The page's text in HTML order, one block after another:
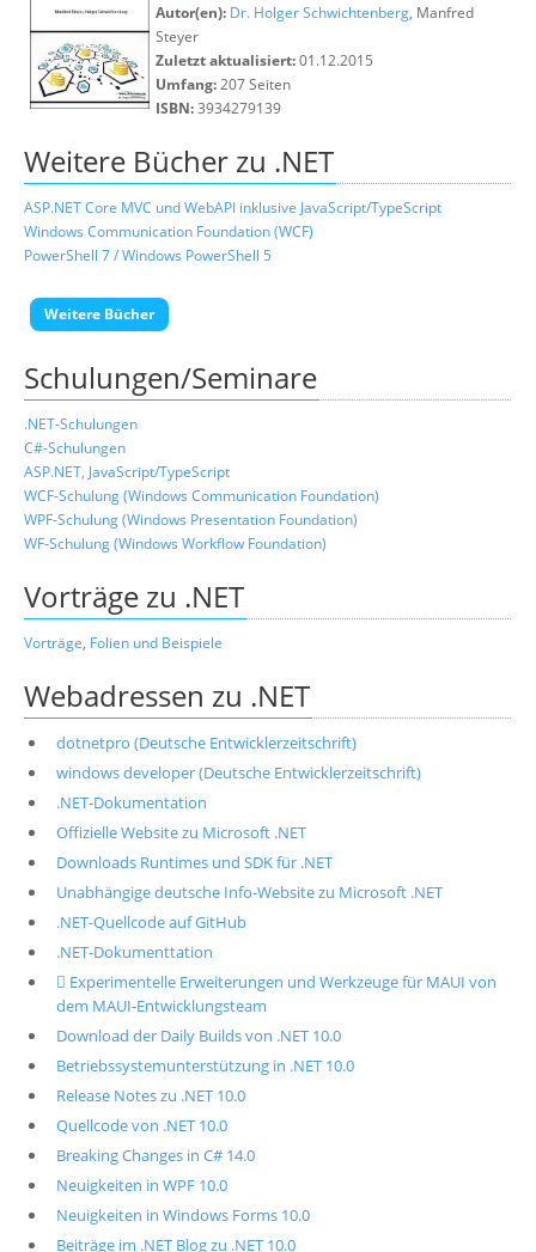
Autor(en): Dr. Holger Schwichtenberg, Manfred
Steyer
Zuletzt aktualisiert:01.12.2015
Umfang:207 Seiten
ISBN:3934279139
Weitere Bücher zu .NET
ASP.NET Core MVC und WebAPI inklusive JavaScript/TypeScript
Windows Communication Foundation (WCF)
PowerShell 7 / Windows PowerShell 5
Weitere Bücher
Schulungen/Seminare
.NET-Schulungen
C#-Schulungen
ASP.NET, JavaScript/TypeScript
WCF-Schulung (Windows Communication Foundation)
WPF-Schulung (Windows Presentation Foundation)
WF-Schulung (Windows Workflow Foundation)
Vorträge zu .NET
Vorträge, Folien und Beispiele
Webadressen zu .NET
dotnetpro (Deutsche Entwicklerzeitschrift)
windows developer (Deutsche Entwicklerzeitschrift)
.NET-Dokumentation
Offizielle Website zu Microsoft .NET
Downloads Runtimes und SDK für .NET
Unabhängige deutsche Info-Website zu Microsoft .NET
.NET-Quellcode auf GitHub
.NET-Dokumenttation
 Experimentelle Erweiterungen und Werkzeuge für MAUI von
dem MAUI-Entwicklungsteam
Download der Daily Builds von .NET 10.0
Betriebssystemunterstützung in .NET 10.0
Release Notes zu .NET 10.0
Quellcode von .NET 10.0
Breaking Changes in C# 14.0
Neuigkeiten in WPF 10.0
Neuigkeiten in Windows Forms 10.0
Beiträge im .NET Blog zu .NET 10.0